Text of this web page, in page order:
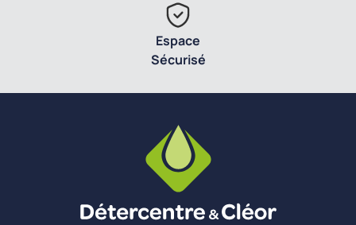
Espace
Sécurisé